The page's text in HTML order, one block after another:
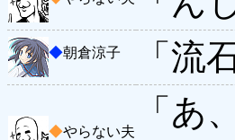
◆朝倉涼子 「流
◆やらない夫
「あ